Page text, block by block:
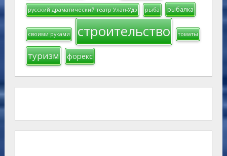
русский драматический театр Улан-Удэ рыба рыбалка
своими руками строительство томаты
туризм форекс